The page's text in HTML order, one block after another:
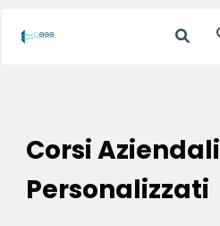
Corsi Aziendali
Personalizzati